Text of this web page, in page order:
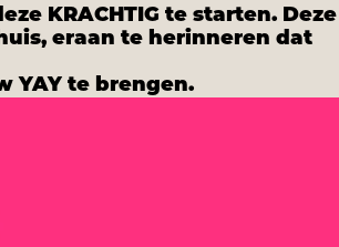
KRACHTIG te starten. Deze
eraan te herinneren dat
YAY te brengen.